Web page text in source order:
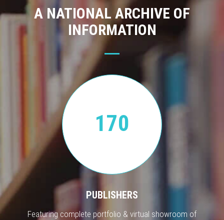
A NATIONAL ARCHIVE OF
INFORMATION
170
PUBLISHERS
Featuring complete portfolio & virtual showroom of